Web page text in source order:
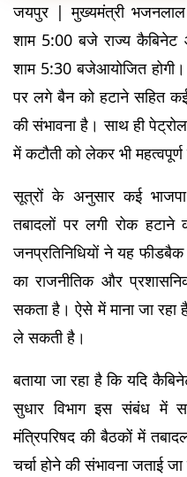
जयपुर | मुख्यमंत्री भजनलाल
शाम 5:30 बजेआयोजित
पर लगे बैन को हटाने सहित कई
की संभावना है। साथ ही
में कटौती को लेकर भी
सूत्रों के अनुसार कई
तबादलों पर लगी रोक हटाने
जनप्रतिनिधियों ने यह
का राजनीतिक और
सकता है। ऐसे में माना जा रहा
ले सकती है।
बताया जा रहा है कि यदि
सुधार विभाग इस संबंध में
मंत्रिपरिषद की बैठकों में
चर्चा होने की संभावना जताई जा